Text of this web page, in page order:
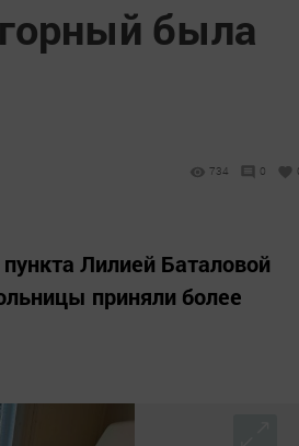
была
734 0
Лилией Баталовой
приняли более